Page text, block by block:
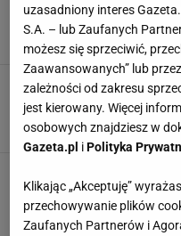
Będzie o
Szymon
Mamed
odpowiedź
Błażej
Chalidowa
Kacper
uzasadniony interes
S.A. – lub Zaufanych
możesz się sprzeciwić,
Zaawansowanych” lub
zależności od zakresu
jest kierowany. Więcej
osobowych znajdziesz w
Gazeta.pl iPolityka
Klikając „Akceptuję”
przechowywanie plików
Zaufanych Partnerów i